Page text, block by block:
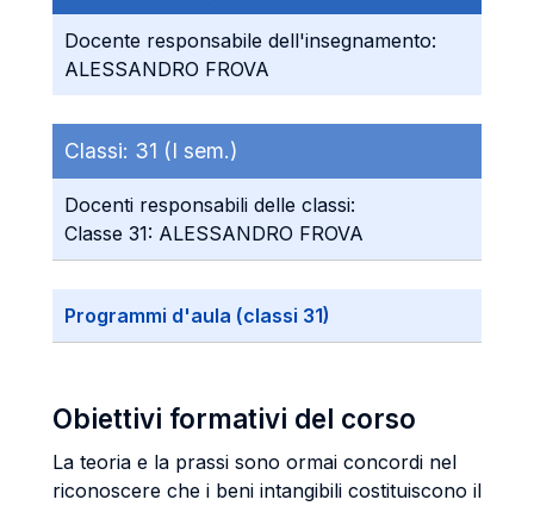
Docente responsabile dell'insegnamento:
ALESSANDRO FROVA
Classi: 31 (I sem.)
Docenti responsabili delle classi:
Classe 31: ALESSANDRO FROVA
Programmi d'aula (classi 31)
Obiettivi formativi del corso
La teoria e la prassi sono ormai concordi nel
riconoscere che i beni intangibili costituiscono il